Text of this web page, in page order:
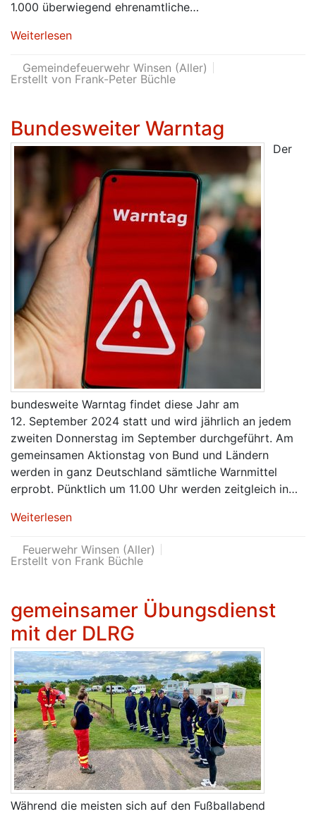
1.000 überwiegend ehrenamtliche…
Weiterlesen
Gemeindefeuerwehr Winsen (Aller)
Erstellt von Frank-Peter Büchle
Bundesweiter Warntag
Der
bundesweite Warntag findet diese Jahr am
12. September 2024 statt und wird jährlich an jedem
zweiten Donnerstag im September durchgeführt. Am
gemeinsamen Aktionstag von Bund und Ländern
werden in ganz Deutschland sämtliche Warnmittel
erprobt. Pünktlich um 11.00 Uhr werden zeitgleich in…
Weiterlesen
Feuerwehr Winsen (Aller)
Erstellt von Frank Büchle
gemeinsamer Übungsdienst
mit der DLRG
Während die meisten sich auf den Fußballabend